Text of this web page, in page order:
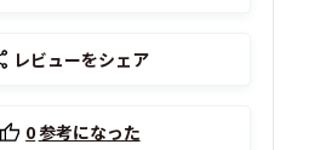
レビューをシェア
0参考になった